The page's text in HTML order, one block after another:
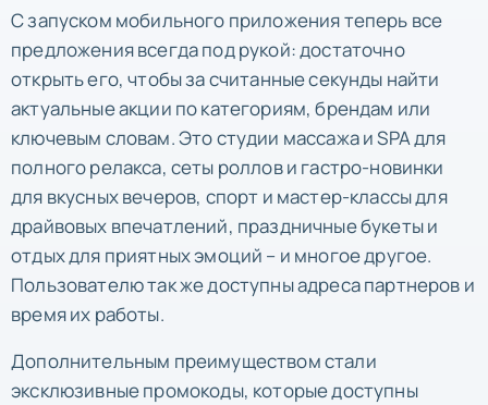
С запуском мобильного приложения теперь все
предложения всегда под рукой: достаточно
открыть его, чтобы за считанные секунды найти
актуальные акции по категориям, брендам или
ключевым словам. Это студии массажа и SPA для
полного релакса, сеты роллов и гастро-новинки
для вкусных вечеров, спорт и мастер-классы для
драйвовых впечатлений, праздничные букеты и
отдых для приятных эмоций – и многое другое.
Пользователю так же доступны адреса партнеров и
время их работы.
Дополнительным преимуществом стали
эксклюзивные промокоды, которые доступны